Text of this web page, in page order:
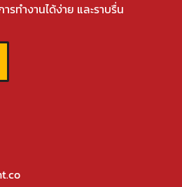
รทำงานได้ง่าย และราบรื่น